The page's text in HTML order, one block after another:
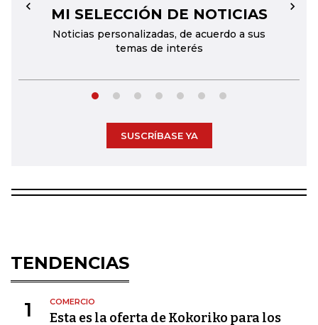
MI SELECCIÓN DE NOTICIAS
Noticias personalizadas, de acuerdo a sus
temas de interés
← →
SUSCRÍBASE YA
TENDENCIAS
1 COMERCIO
Esta es la oferta de Kokoriko para los